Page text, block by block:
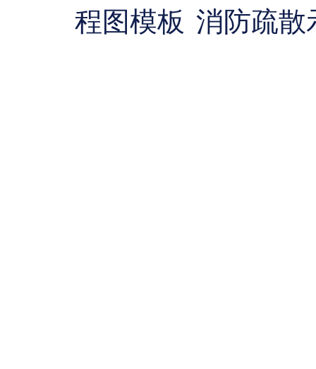
程图模板 消防疏散